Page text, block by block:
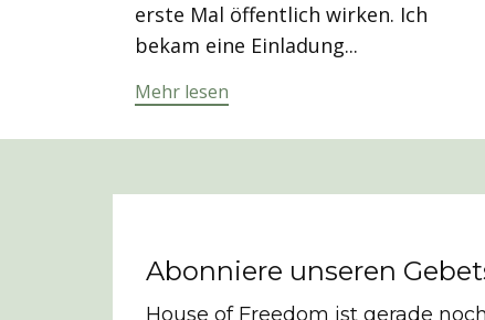
erste Mal öffentlich wirken. Ich
bekam eine Einladung...
Mehr lesen
Abonniere unseren
House of Freedom ist gerade